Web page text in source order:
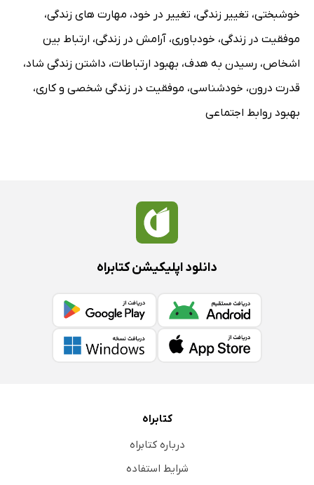
خوشبختی، تغییر زندگی، تغییر در خود، مهارت های زندگی،
موفقیت در زندگی، خودباوری، آرامش در زندگی، ارتباط بین
اشخاص، رسیدن به هدف، بهبود ارتباطات، داشتن زندگی شاد،
قدرت درون، خودشناسی، موفقیت در زندگی شخصی و کاری،
بهبود روابط اجتماعی
دانلود اپلیکیشن کتابراه
کتابراه
درباره کتابراه
شرایط استفاده